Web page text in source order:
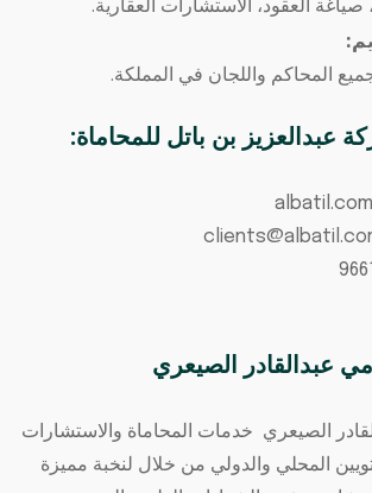
صياغة العقود، الاستشارات العقارية.
المحاكم واللجان في المملكة.
عبدالعزيز بن باتل للمحاماة:
albatil.com
الصيعري خدمات المحاماة والاستشارات
المحلي والدولي من خلال لنخبة مميزة